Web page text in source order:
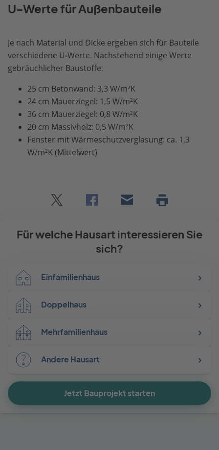
U-Werte für Außenbauteile
Je nach Material und Dicke ergeben sich für Bauteile
verschiedene U-Werte. Nachstehend einige Werte
gebräuchlicher Baustoffe:
25 cm Betonwand: 3,3 W/m²K
24 cm Mauerziegel: 1,5 W/m²K
36 cm Mauerziegel: 0,8 W/m²K
20 cm Massivholz: 0,5 W/m²K
Fenster mit Wärmeschutzverglasung: ca. 1,3
W/m²K (Mittelwert)
Für welche Hausart interessieren Sie
sich?
Einfamilienhaus
Doppelhaus
Mehrfamilienhaus
Andere Hausart
Jetzt Bauprojekt starten